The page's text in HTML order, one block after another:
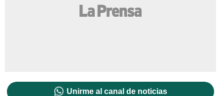
Unirme al canal de noticias